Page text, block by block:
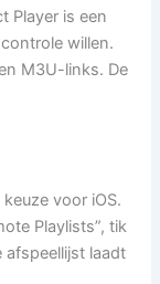
Player is een
willen.
M3U-links. De
voor iOS.
Playlists”, tik
afspeellijst laadt